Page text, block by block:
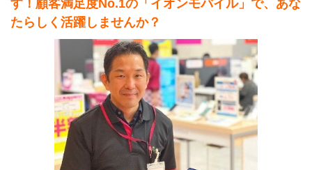
す！顧客満足度No.1の「イオンモバイル」で、あな
たらしく活躍しませんか？